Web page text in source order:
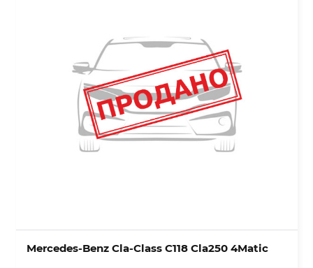
Mercedes-Benz Cla-Class C118 Cla250 4Matic